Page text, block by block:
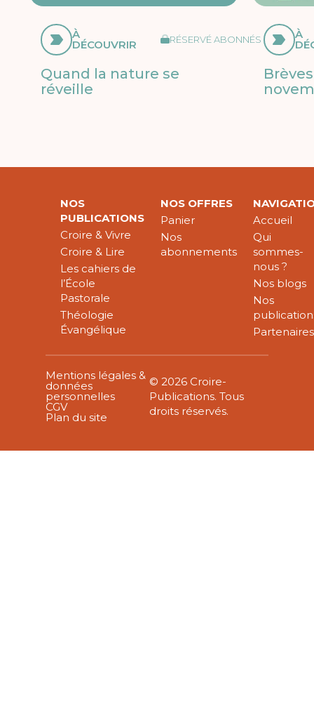
À
DÉCOUVRIR RÉSERVÉ ABONNÉS
Quand la nature se
réveille
À
NOS
PUBLICATIONS
Croire & Vivre
Croire & Lire
Les cahiers de
l’École
Pastorale
Théologie
Évangélique
NOS OFFRES
Panier
Nos
abonnements
Accueil
Qui
sommes-
nous ?
Nos blogs
Nos
Partenaires
Mentions légales &
données
personnelles
CGV
Plan du site
© 2026 Croire-
Publications. Tous
droits réservés.